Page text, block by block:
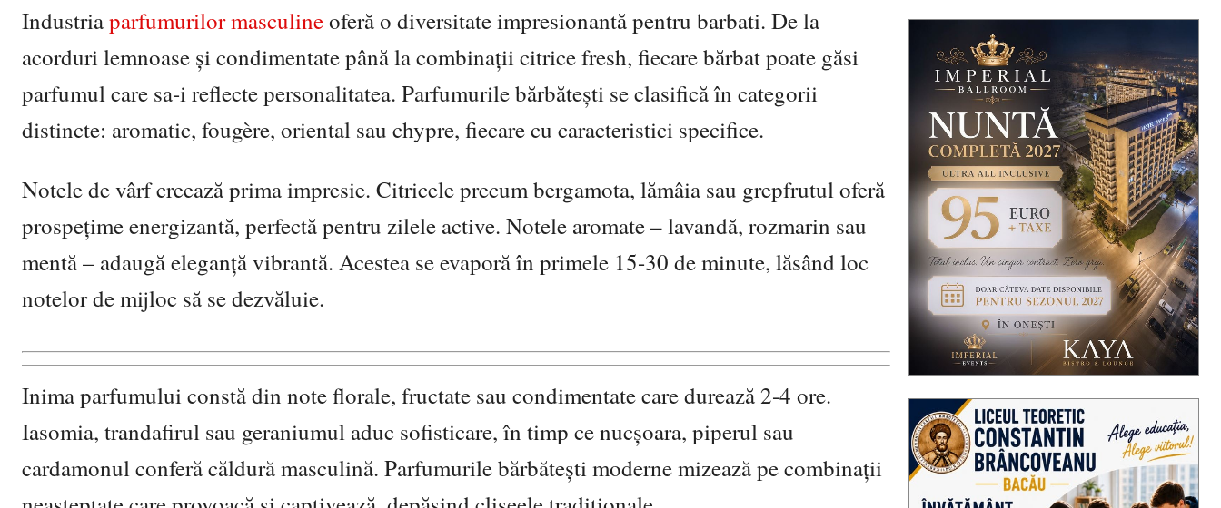
Industriaparfumurilor masculineoferă o diversitate impresionantă pentru barbati. De la
acorduri lemnoase și condimentate până la combinații citrice fresh, fiecare bărbat poate găsi
parfumul care sa-i reflecte personalitatea. Parfumurile bărbătești se clasifică în categorii
distincte: aromatic, fougère, oriental sau chypre, fiecare cu caracteristici specifice.
Notele de vârf creează prima impresie. Citricele precum bergamota, lămâia sau grepfrutul oferă
prospețime energizantă, perfectă pentru zilele active. Notele aromate – lavandă, rozmarin sau
mentă – adaugă eleganță vibrantă. Acestea se evaporă în primele 15-30 de minute, lăsând loc
notelor de mijloc să se dezvăluie.
Inima parfumului constă din note florale, fructate sau condimentate care durează 2-4 ore.
Iasomia, trandafirul sau geraniumul aduc sofisticare, în timp ce nucșoara, piperul sau
cardamonul conferă căldură masculină. Parfumurile bărbătești moderne mizează pe combinații